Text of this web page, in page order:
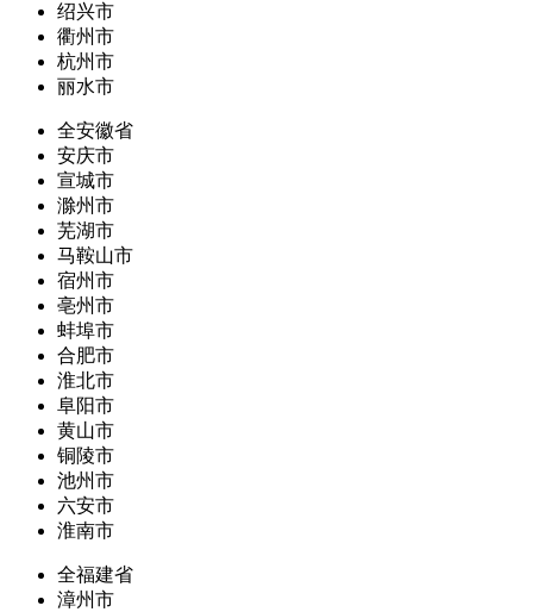
绍兴市
衢州市
杭州市
丽水市
全安徽省
安庆市
宣城市
滁州市
芜湖市
马鞍山市
宿州市
亳州市
蚌埠市
合肥市
淮北市
阜阳市
黄山市
铜陵市
池州市
六安市
淮南市
全福建省
漳州市